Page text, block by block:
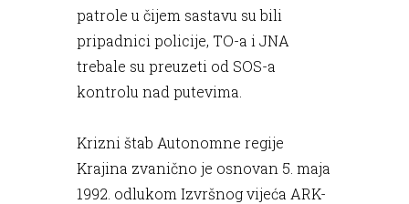
patrole u čijem sastavu su bili
pripadnici policije, TO-a i JNA
trebale su preuzeti od SOS-a
kontrolu nad putevima.
Krizni štab Autonomne regije
Krajina zvanično je osnovan 5. maja
1992. odlukom Izvršnog vijeća ARK-